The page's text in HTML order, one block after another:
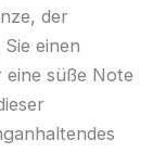
der
einen
süße Note